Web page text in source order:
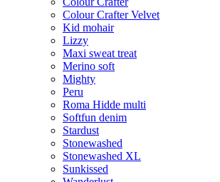
Colour Crafter Velvet
Kid mohair
Lizzy
Maxi sweat treat
Merino soft
Mighty
Peru
Roma Hidde multi
Softfun denim
Stardust
Stonewashed
Stonewashed XL
Sunkissed